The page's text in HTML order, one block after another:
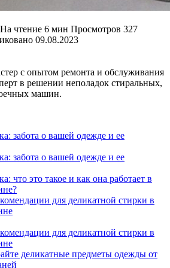
На чтение 6 мин Просмотров 327
09.08.2023
с опытом ремонта и обслуживания
в решении неполадок стиральных,
машин.
забота о вашей одежде и ее
забота о вашей одежде и ее
что это такое и как она работает в
для деликатной стирки в
для деликатной стирки в
деликатные предметы одежды от